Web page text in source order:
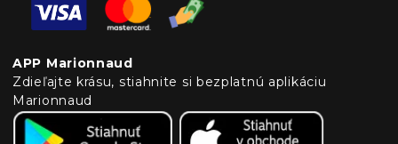
APP Marionnaud
Zdieľajte krásu, stiahnite si bezplatnú aplikáciu
Marionnaud